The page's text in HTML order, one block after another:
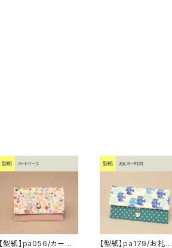
【型紙】pa056/カード
【型紙】pa179/お札ポ